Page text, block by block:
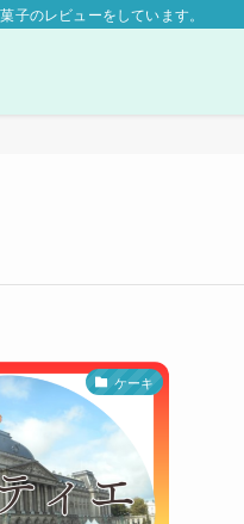
子のレビューをしています。
ケーキ